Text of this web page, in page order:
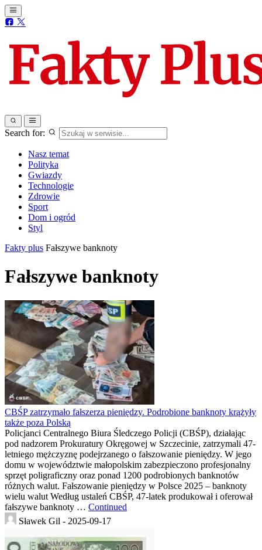
Search for:
Nasz temat
Polityka
Gwiazdy
Technologie
Zdrowie
Sport
Dom i ogród
Styl
Fakty plus Fałszywe banknoty
Fałszywe banknoty
CBŚP zatrzymało fałszerza pieniędzy. Podrobione banknoty krążyły
także poza Polską
Policjanci Centralnego Biura Śledczego Policji (CBŚP), działając
pod nadzorem Prokuratury Okręgowej w Szczecinie, zatrzymali 47-
letniego mężczyznę podejrzanego o fałszowanie pieniędzy. W jego
domu w województwie małopolskim zabezpieczono profesjonalny
sprzęt poligraficzny oraz ponad 1200 podrobionych banknotów
różnych walut. Fałszowanie pieniędzy w Polsce 2025 – banknoty
wielu walut Według ustaleń CBŚP, 47-latek produkował i oferował
fałszywe banknoty … Continued
Sławek Gil - 2025-09-17